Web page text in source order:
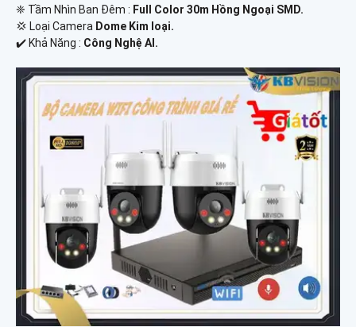
❈ Tầm Nhìn Ban Đêm : Full Color 30m Hồng Ngoại SMD.
💢 Loại Camera Dome Kim loại.
️✔️ Khả Năng : Công Nghệ AI.